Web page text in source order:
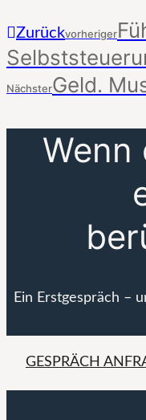
Zurückvorheriger
NächsterGeld.
Wenn
Ein Erstgespräch –
GESPRÄCH